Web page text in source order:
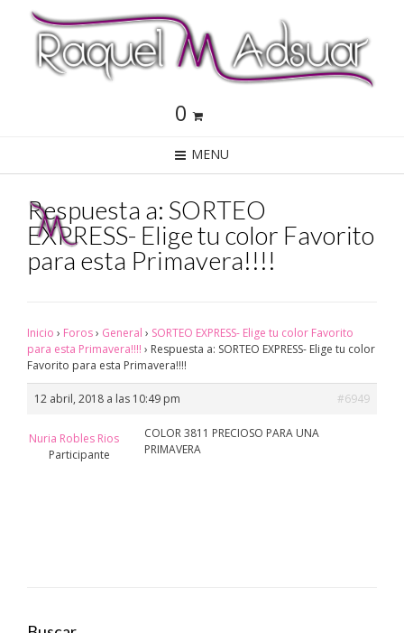
0
MENU
Respuesta a: SORTEO
EXPRESS- Elige tu color Favorito
para esta Primavera!!!!
Inicio › Foros› General › SORTEO EXPRESS- Elige tu color Favorito
para esta Primavera!!!! › Respuesta a: SORTEO EXPRESS- Elige tu color
Favorito para esta Primavera!!!!
12 abril, 2018 a las 10:49 pm #6949
Nuria Robles Rios
Participante
COLOR 3811 PRECIOSO PARA UNA
PRIMAVERA